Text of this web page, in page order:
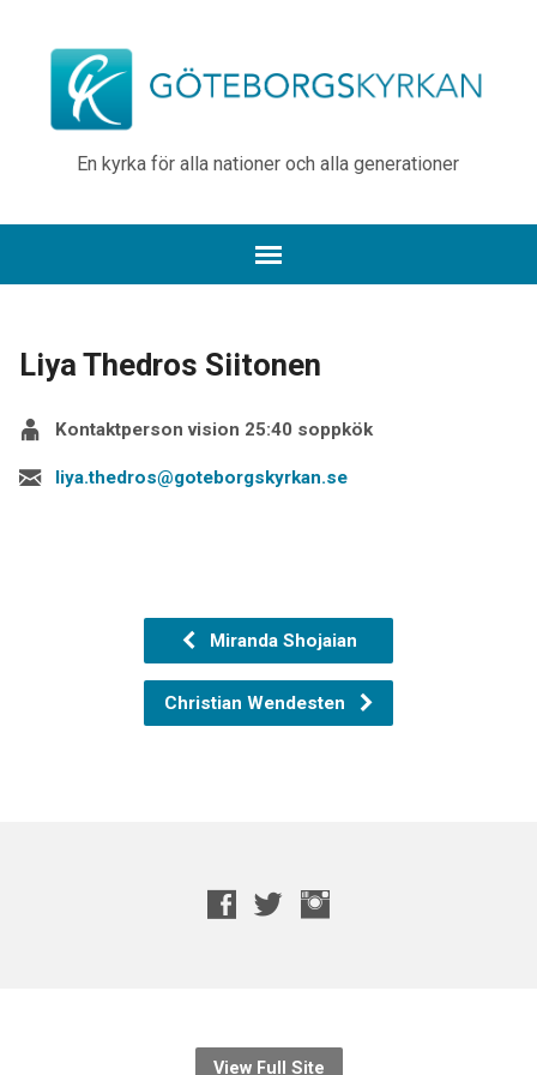
En kyrka för alla nationer och alla generationer
Liya Thedros Siitonen
Kontaktperson vision 25:40 soppkök
liya.thedros@goteborgskyrkan.se
Miranda Shojaian
Christian Wendesten
View Full Site